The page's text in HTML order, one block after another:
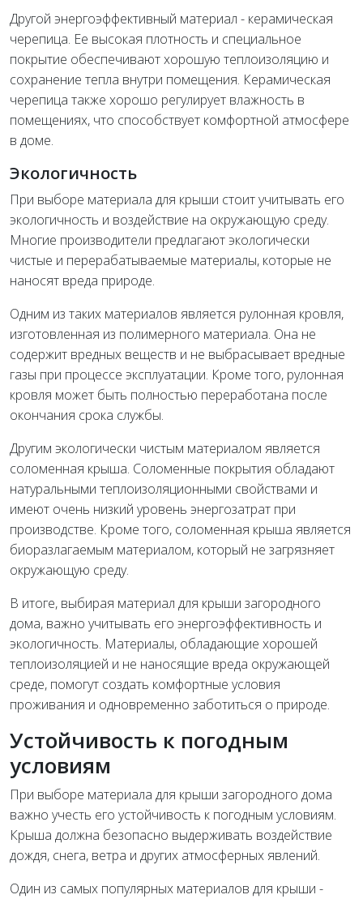
Другой энергоэффективный материал - керамическая
черепица. Ее высокая плотность и специальное
покрытие обеспечивают хорошую теплоизоляцию и
сохранение тепла внутри помещения. Керамическая
черепица также хорошо регулирует влажность в
помещениях, что способствует комфортной атмосфере
в доме.
Экологичность
При выборе материала для крыши стоит учитывать его
экологичность и воздействие на окружающую среду.
Многие производители предлагают экологически
чистые и перерабатываемые материалы, которые не
наносят вреда природе.
Одним из таких материалов является рулонная кровля,
изготовленная из полимерного материала. Она не
содержит вредных веществ и не выбрасывает вредные
газы при процессе эксплуатации. Кроме того, рулонная
кровля может быть полностью переработана после
окончания срока службы.
Другим экологически чистым материалом является
соломенная крыша. Соломенные покрытия обладают
натуральными теплоизоляционными свойствами и
имеют очень низкий уровень энергозатрат при
производстве. Кроме того, соломенная крыша является
биоразлагаемым материалом, который не загрязняет
окружающую среду.
В итоге, выбирая материал для крыши загородного
дома, важно учитывать его энергоэффективность и
экологичность. Материалы, обладающие хорошей
теплоизоляцией и не наносящие вреда окружающей
среде, помогут создать комфортные условия
проживания и одновременно заботиться о природе.
Устойчивость к погодным
условиям
При выборе материала для крыши загородного дома
важно учесть его устойчивость к погодным условиям.
Крыша должна безопасно выдерживать воздействие
дождя, снега, ветра и других атмосферных явлений.
Один из самых популярных материалов для крыши -